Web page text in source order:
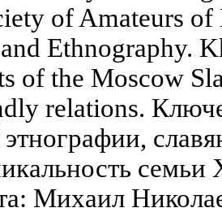
of Amateurs of
Ethnography.
of the Moscow
relations.
этнографии,
семьи
Михаил